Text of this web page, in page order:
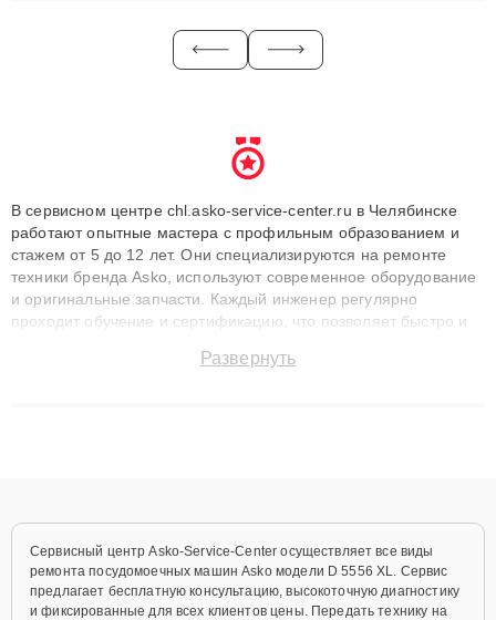
В сервисном центре chl.asko-service-center.ru в Челябинске
работают опытные мастера с профильным образованием и
стажем от 5 до 12 лет. Они специализируются на ремонте
техники бренда Asko, используют современное оборудование
и оригинальные запчасти. Каждый инженер регулярно
проходит обучение и сертификацию, что позволяет быстро и
сохранением гарантии до 3 лет. Наши мастера решают
Развернуть
Сервисный центр Asko-Service-Center осуществляет все виды
ремонта посудомоечных машин Asko модели D 5556 XL. Сервис
предлагает бесплатную консультацию, высокоточную диагностику
и фиксированные для всех клиентов цены. Передать технику на